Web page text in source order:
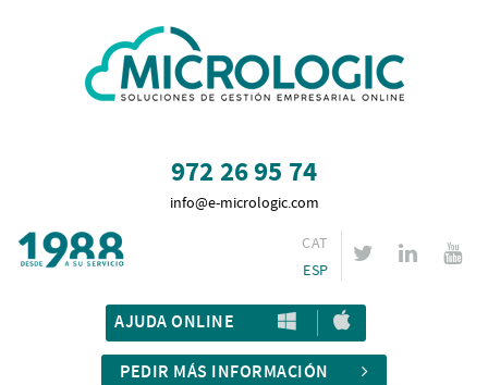
972 26 95 74
info@e-micrologic.com
CAT
ESP
AJUDA ONLINE
PEDIR MÁS INFORMACIÓN